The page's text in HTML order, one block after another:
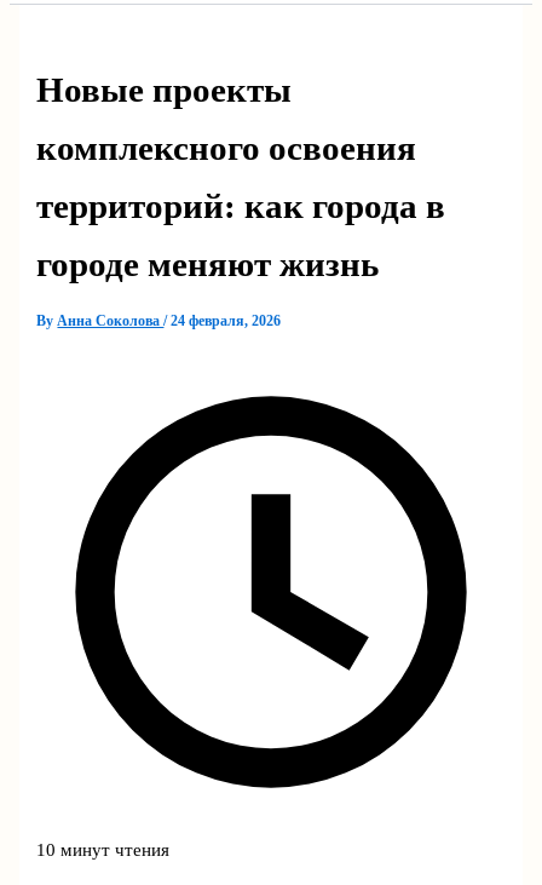
Новые проекты
комплексного освоения
территорий: как города в
городе меняют жизнь
By Анна Соколова/24 февраля, 2026
10 минут чтения